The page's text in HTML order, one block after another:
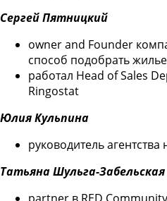
Сергей Пятницкий
оwner and Founder
способ подобрать
работал Head of Sales
Ringostat
Юлия Кульпина
руководитель
Татьяна Шульга-Забельская